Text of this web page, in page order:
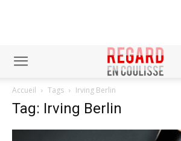
Accueil Tags Irving Berlin
Tag: Irving Berlin